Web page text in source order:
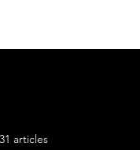
31 articles